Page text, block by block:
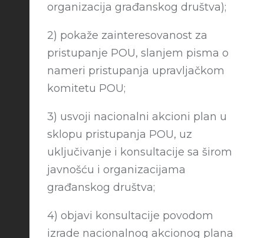
organizacija građanskog društva);
2) pokaže zainteresovanost za
pristupanje POU, slanjem pisma o
nameri pristupanja upravljačkom
komitetu POU;
3) usvoji nacionalni akcioni plan u
sklopu pristupanja POU, uz
uključivanje i konsultacije sa širom
javnošću i organizacijama
građanskog društva;
4) objavi konsultacije povodom
izrade nacionalnog akcionog plana